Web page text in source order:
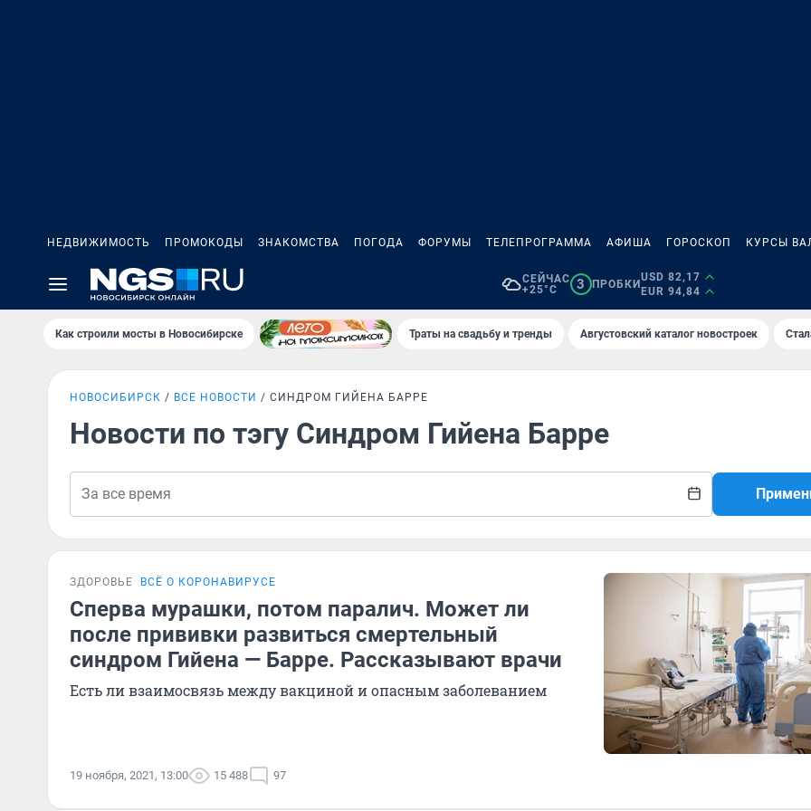
НЕДВИЖИМОСТЬ ПРОМОКОДЫ ЗНАКОМСТВА ПОГОДА ФОРУМЫ ТЕЛЕПРОГРАММА АФИША ГОРОСКОП КУРСЫ
СЕЙЧАС
+25°C
3 ПРОБКИ
USD 82,17
EUR 94,84
Как строили мосты в Новосибирске Траты на свадьбу и тренды Августовский каталог новостроек
НОВОСИБИРСК ВСЕ НОВОСТИ СИНДРОМ ГИЙЕНА БАРРЕ
Новости по тэгу Синдром Гийена Барре
ЗДОРОВЬЕ ВСЁ О КОРОНАВИРУСЕ
Сперва мурашки, потом паралич. Может ли
после прививки развиться смертельный
синдром Гийена — Барре. Рассказывают врачи
Есть ли взаимосвязь между вакциной и опасным заболеванием
19 ноября, 2021, 13:00 15 488 97